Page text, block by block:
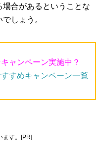
合があるということな
しょう。
ャンペーン実施中？
すめキャンペーン一覧
ます。[PR]